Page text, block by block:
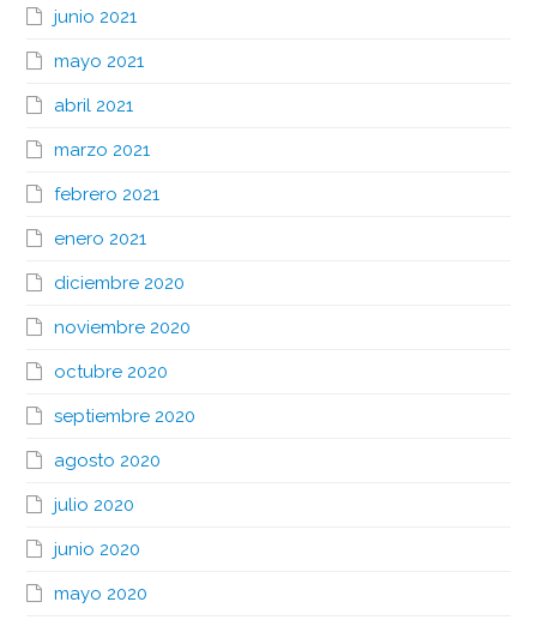
junio 2021
mayo 2021
abril 2021
marzo 2021
febrero 2021
enero 2021
diciembre 2020
noviembre 2020
octubre 2020
septiembre 2020
agosto 2020
julio 2020
junio 2020
mayo 2020